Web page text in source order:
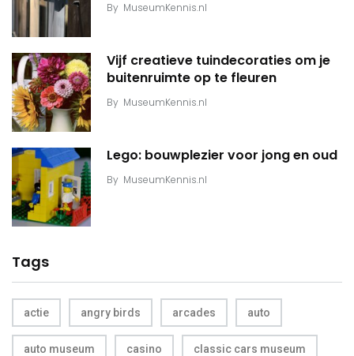
By MuseumKennis.nl
Vijf creatieve tuindecoraties om je
buitenruimte op te fleuren
By MuseumKennis.nl
Lego: bouwplezier voor jong en oud
By MuseumKennis.nl
Tags
actie angry birds arcades auto
auto museum casino classic cars museum